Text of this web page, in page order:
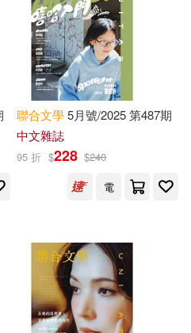
Paul(10805)
Jack(9602)
Lee(9402)
Peter(9077)
Pub(109
聯合文學5月號/2025 第487期
中文雜誌
95 折 $228 $240
電